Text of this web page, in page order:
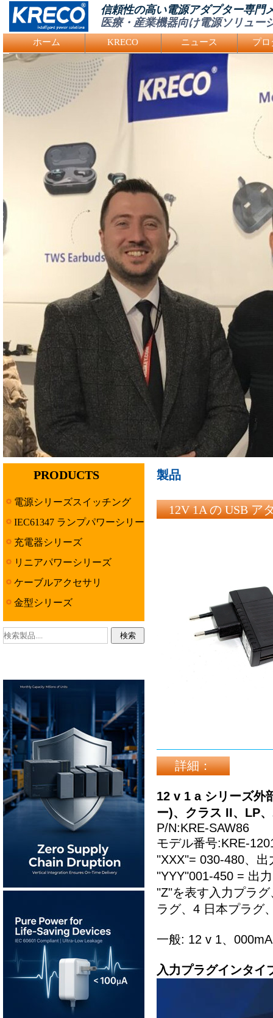
Logo Picture
信頼性の高い電源アダプター専門
医療・産業機器向け電源ソリュー
ホーム KRECO ニュース プロ
PRODUCTS
電源シリーズスイッチング
IEC61347 ランプパワーシリー
ズ充電器シリーズ
リニアパワーシリーズ
ケーブルアクセサリ
金型シリーズ
製品
12V 1A の USB ア
詳細：
12 v 1 a シリーズ外
ー)、クラス II、LP
P/N:KRE-SAW86
モデル番号:KRE-
"XXX"= 030-480、
"YYY"001-450 = 出
"Z"を表す入力プラ
ラグ、4 日本プラグ
一般: 12 v 1、
入力プラグインタイ